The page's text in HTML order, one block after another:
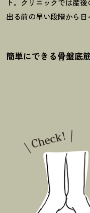
ト。クリニックでは産
出る前の早い段階から
簡単にできる骨盤底